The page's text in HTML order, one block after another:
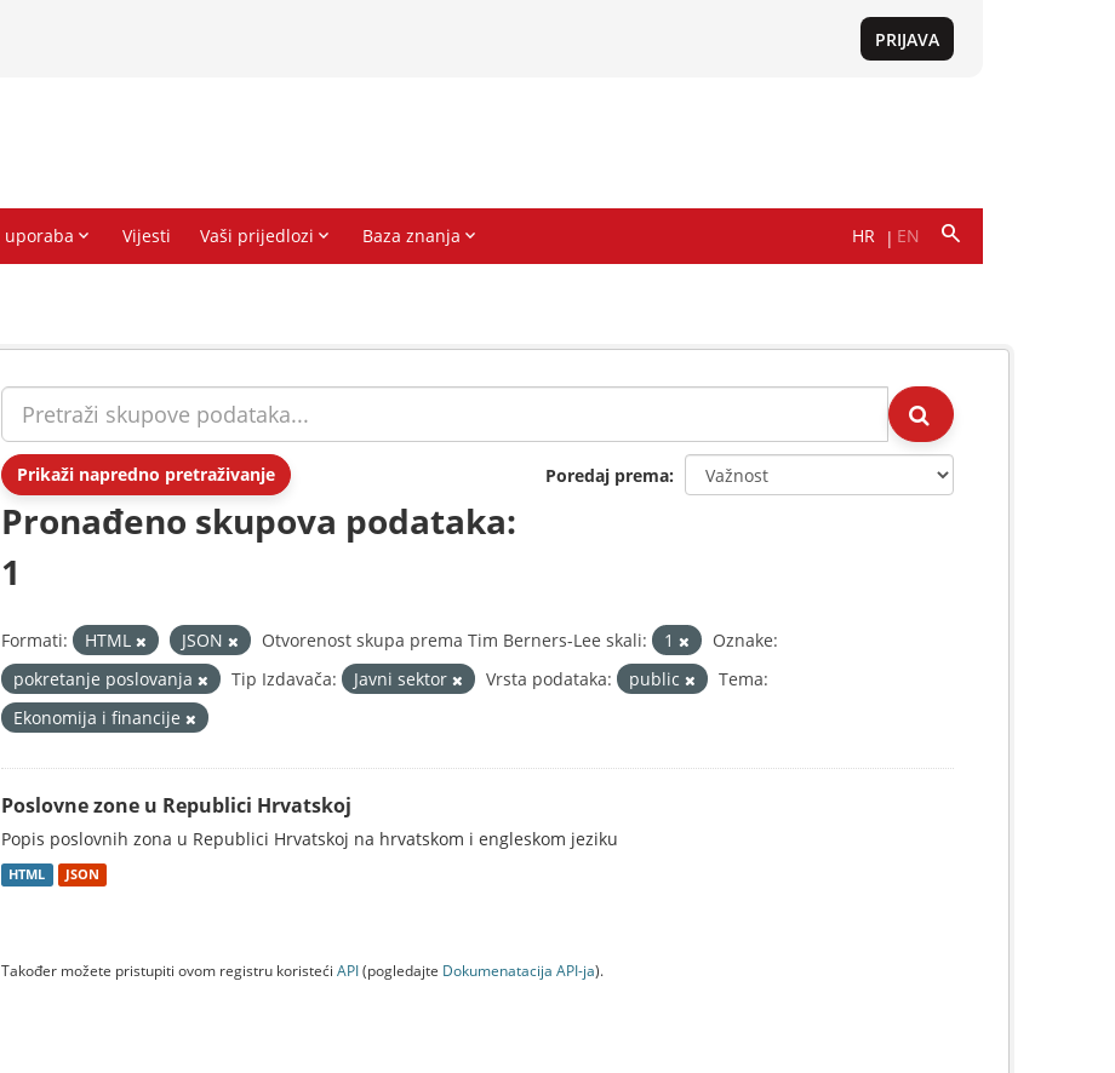
Prikaži napredno pretraživanje Poredaj prema
Pronađeno skupova podataka:
1
Formati: HTML JSON Otvorenost skupa prema Tim Berners-Lee skali: 1
Oznake:
pokretanje poslovanja
Tip Izdavača: Javni sektor Vrsta podataka: public
Tema:
Ekonomija i financije
Poslovne zone u Republici Hrvatskoj
Popis poslovnih zona u Republici Hrvatskoj na hrvatskom i engleskom jeziku
HTML JSON
Također možete pristupiti ovom registru koristeći API(pogledajte Dokumenаtаcijа API-jа).